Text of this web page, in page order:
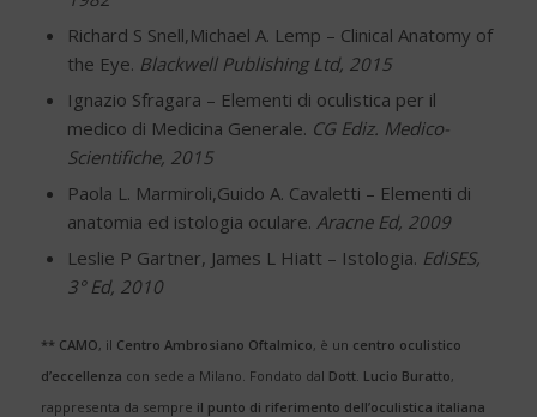
Richard S Snell,Michael A. Lemp – Clinical Anatomy of
the Eye. Blackwell Publishing Ltd, 2015
Ignazio Sfragara – Elementi di oculistica per il
medico di Medicina Generale. CG Ediz. Medico-
Scientifiche, 2015
Paola L. Marmiroli,Guido A. Cavaletti – Elementi di
anatomia ed istologia oculare. Aracne Ed, 2009
Leslie P Gartner, James L Hiatt – Istologia. EdiSES,
3° Ed, 2010
** CAMO, il Centro Ambrosiano Oftalmico, è un centro oculistico
d’eccellenza con sede a Milano. Fondato dal Dott. Lucio Buratto,
rappresenta da sempre il punto di riferimento dell’oculistica italiana